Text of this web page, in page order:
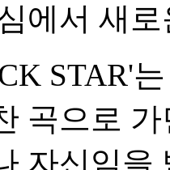
에서 새
STAR'
곡으로
자신임을